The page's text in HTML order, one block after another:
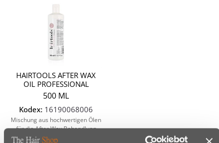
HAIRTOOLS AFTER WAX
OIL PROFESSIONAL
500 ML
Kodex: 16190068006
Mischung aus hochwertigen Ölen
für die After Wax Behandlung